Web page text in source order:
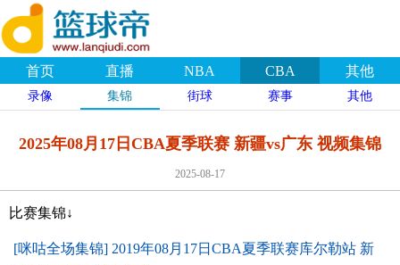
首页 直播 NBA CBA 其他
录像 集锦 街球 赛事 其他
2025年08月17日CBA夏季联赛 新疆vs广东 视频集锦
2025-08-17
比赛集锦↓
[咪咕全场集锦] 2019年08月17日CBA夏季联赛库尔勒站 新